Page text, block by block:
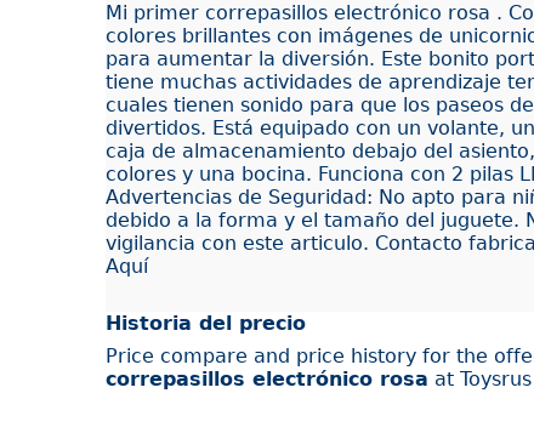
Mi primer correpasillos electrónico rosa .
colores brillantes con imágenes de
para aumentar la diversión. Este bonito
tiene muchas actividades de aprendizaje
cuales tienen sonido para que los paseos
divertidos. Está equipado con un volante,
caja de almacenamiento debajo del
colores y una bocina. Funciona con 2 pilas
Advertencias de Seguridad: No apto para
debido a la forma y el tamaño del juguete.
vigilancia con este articulo. Contacto
Aquí
Historia del precio
Price compare and price history for the
correpasillos electrónico rosa at